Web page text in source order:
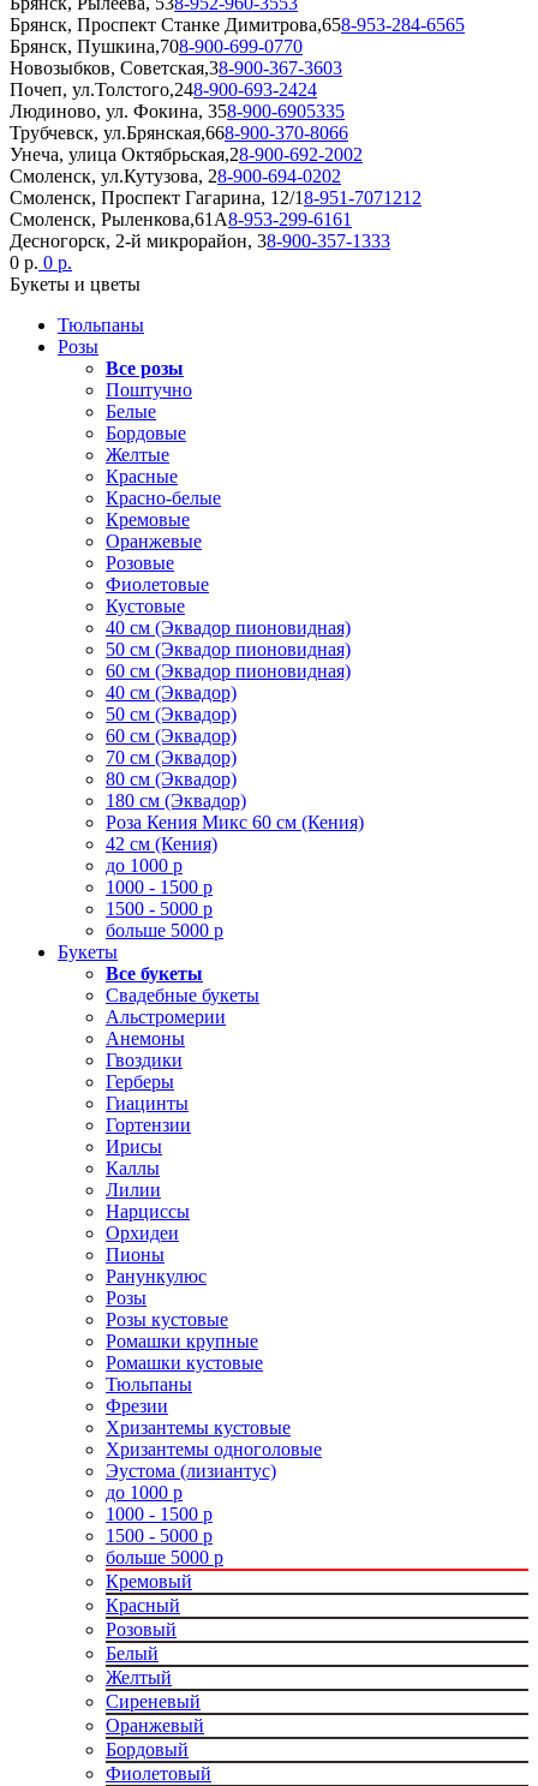
Брянск, Проспект Станке Димитрова,658-953-284-6565
Брянск, Пушкина,708-900-699-0770
Новозыбков, Советская,38-900-367-3603
Почеп, ул.Толстого,248-900-693-2424
Людиново, ул. Фокина, 358-900-6905335
Трубчевск, ул.Брянская,668-900-370-8066
Унеча, улица Октябрьская,28-900-692-2002
Смоленск, ул.Кутузова, 28-900-694-0202
Смоленск, Проспект Гагарина, 12/18-951-7071212
Смоленск, Рыленкова,61А8-953-299-6161
Десногорск, 2-й микрорайон, 38-900-357-1333
0 р. 0 р.
Букеты и цветы
Тюльпаны
Розы
Все розы
Поштучно
Белые
Бордовые
Желтые
Красные
Красно-белые
Кремовые
Оранжевые
Розовые
Фиолетовые
Кустовые
40 см (Эквадор пионовидная)
50 см (Эквадор пионовидная)
60 см (Эквадор пионовидная)
40 см (Эквадор)
50 см (Эквадор)
60 см (Эквадор)
70 см (Эквадор)
80 см (Эквадор)
180 см (Эквадор)
Роза Кения Микс 60 см (Кения)
42 см (Кения)
до 1000 р
1000 - 1500 р
1500 - 5000 р
больше 5000 р
Букеты
Все букеты
Свадебные букеты
Альстромерии
Анемоны
Гвоздики
Герберы
Гиацинты
Гортензии
Ирисы
Каллы
Лилии
Нарциссы
Орхидеи
Пионы
Ранункулюс
Розы
Розы кустовые
Ромашки крупные
Ромашки кустовые
Тюльпаны
Фрезии
Хризантемы кустовые
Хризантемы одноголовые
Эустома (лизиантус)
до 1000 р
1000 - 1500 р
1500 - 5000 р
больше 5000 р
Кремовый
Красный
Розовый
Белый
Желтый
Сиреневый
Оранжевый
Бордовый
Фиолетовый